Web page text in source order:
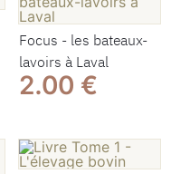
Focus - les bateaux-
lavoirs à Laval
2.00 €